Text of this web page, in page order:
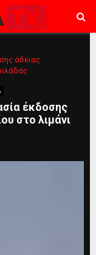
άδειας
έκδοσης
στο λιμάνι